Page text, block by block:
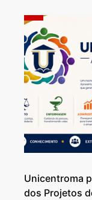
Unicentroma
dos Projetos